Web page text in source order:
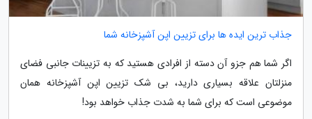
جذاب ترین ایده ها برای تزیین اپن آشپزخانه شما
اگر شما هم جزو آن دسته از افرادی هستید که به تزیینات جانبی فضای
منزلتان علاقه بسیاری دارید، بی شک تزیین اپن آشپزخانه همان
موضوعی است که برای شما به شدت جذاب خواهد بود!